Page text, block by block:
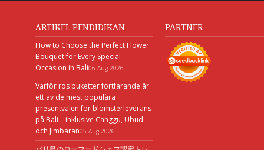
ARTIKEL PENDIDIKAN
How to Choose the Perfect Flower
Bouquet for Every Special
Occasion in Bali06 Aug 2026
Varför ros buketter fortfarande är
ett av de mest populära
presentvalen för blomsterleverans
på Bali – inklusive Canggu, Ubud
och Jimbaran05 Aug 2026
PARTNER